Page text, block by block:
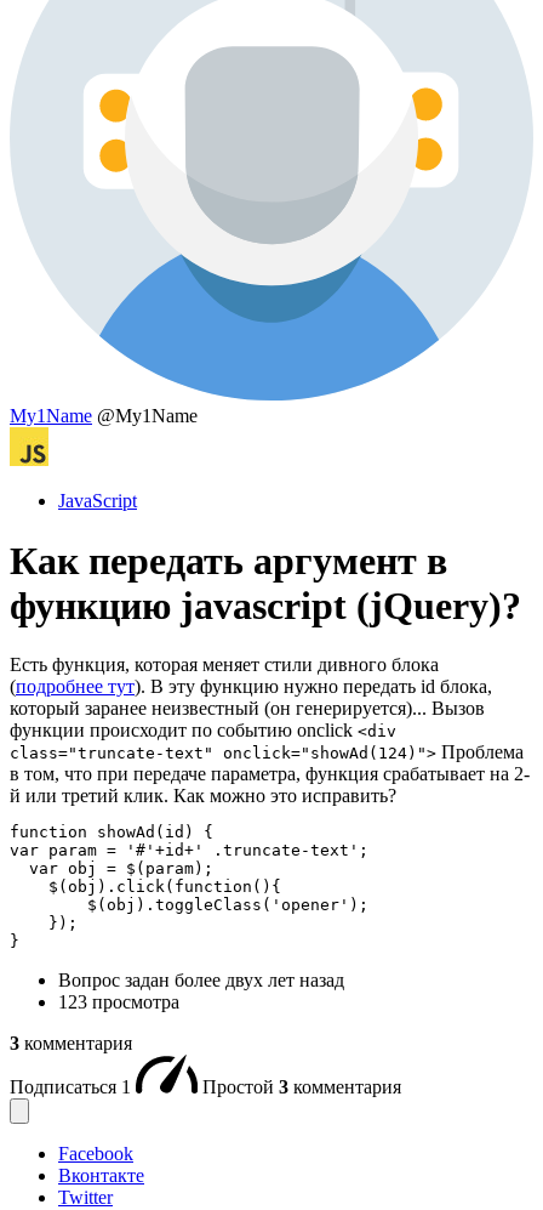
My1Name @My1Name
JavaScript
Как передать аргумент в
функцию javascript (jQuery)?
Есть функция, которая меняет стили дивного блока
(подробнее тут). В эту функцию нужно передать id блока,
который заранее неизвестный (он генерируется)... Вызов
функции происходит по событию onclick <div
class="truncate-text" onclick="showAd(124)"> Проблема
в том, что при передаче параметра, функция срабатывает на 2-
й или третий клик. Как можно это исправить?
function showAd(id) {
var param = '#'+id+' .truncate-text';
  var obj = $(param);
    $(obj).click(function(){
        $(obj).toggleClass('opener');
    });
}
Вопрос задан более двух лет назад
123 просмотра
3 комментария
Подписаться 1 Простой 3 комментария
Facebook
Вконтакте
Twitter